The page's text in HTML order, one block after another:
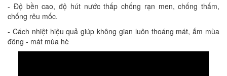
- Độ bền cao, độ hút nước thấp chống rạn men, chống thấm,
chống rêu mốc.
- Cách nhiệt hiệu quả giúp không gian luôn thoáng mát, ấm mùa
đông - mát mùa hè